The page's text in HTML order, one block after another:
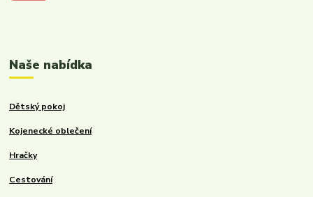
Naše nabídka
Dětský pokoj
Kojenecké oblečení
Hračky
Cestování